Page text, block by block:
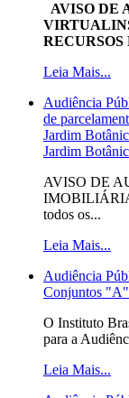
AVISO DE
Leia Mais...
Audiência
de
Jardim
Jardim
AVISO DE
todos os...
Leia Mais...
Audiência
Conjuntos
O Instituto
para a
Leia Mais...